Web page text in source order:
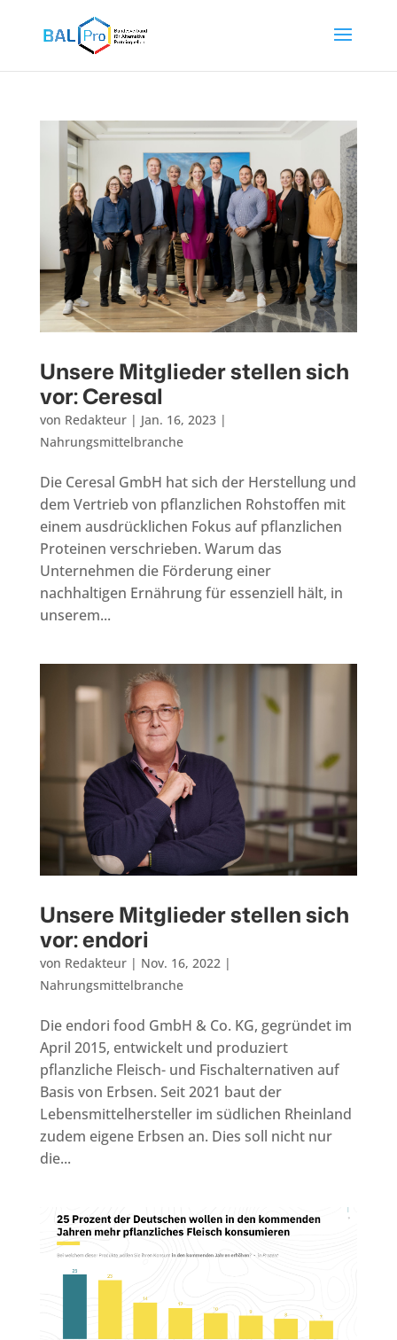
Unsere Mitglieder stellen sich
vor: Ceresal
von Redakteur| Jan. 16, 2023|
Nahrungsmittelbranche
Die Ceresal GmbH hat sich der Herstellung und
dem Vertrieb von pflanzlichen Rohstoffen mit
einem ausdrücklichen Fokus auf pflanzlichen
Proteinen verschrieben. Warum das
Unternehmen die Förderung einer
nachhaltigen Ernährung für essenziell hält, in
unserem...
Unsere Mitglieder stellen sich
vor: endori
von Redakteur| Nov. 16, 2022|
Nahrungsmittelbranche
Die endori food GmbH & Co. KG, gegründet im
April 2015, entwickelt und produziert
pflanzliche Fleisch- und Fischalternativen auf
Basis von Erbsen. Seit 2021 baut der
Lebensmittelhersteller im südlichen Rheinland
zudem eigene Erbsen an. Dies soll nicht nur
die...